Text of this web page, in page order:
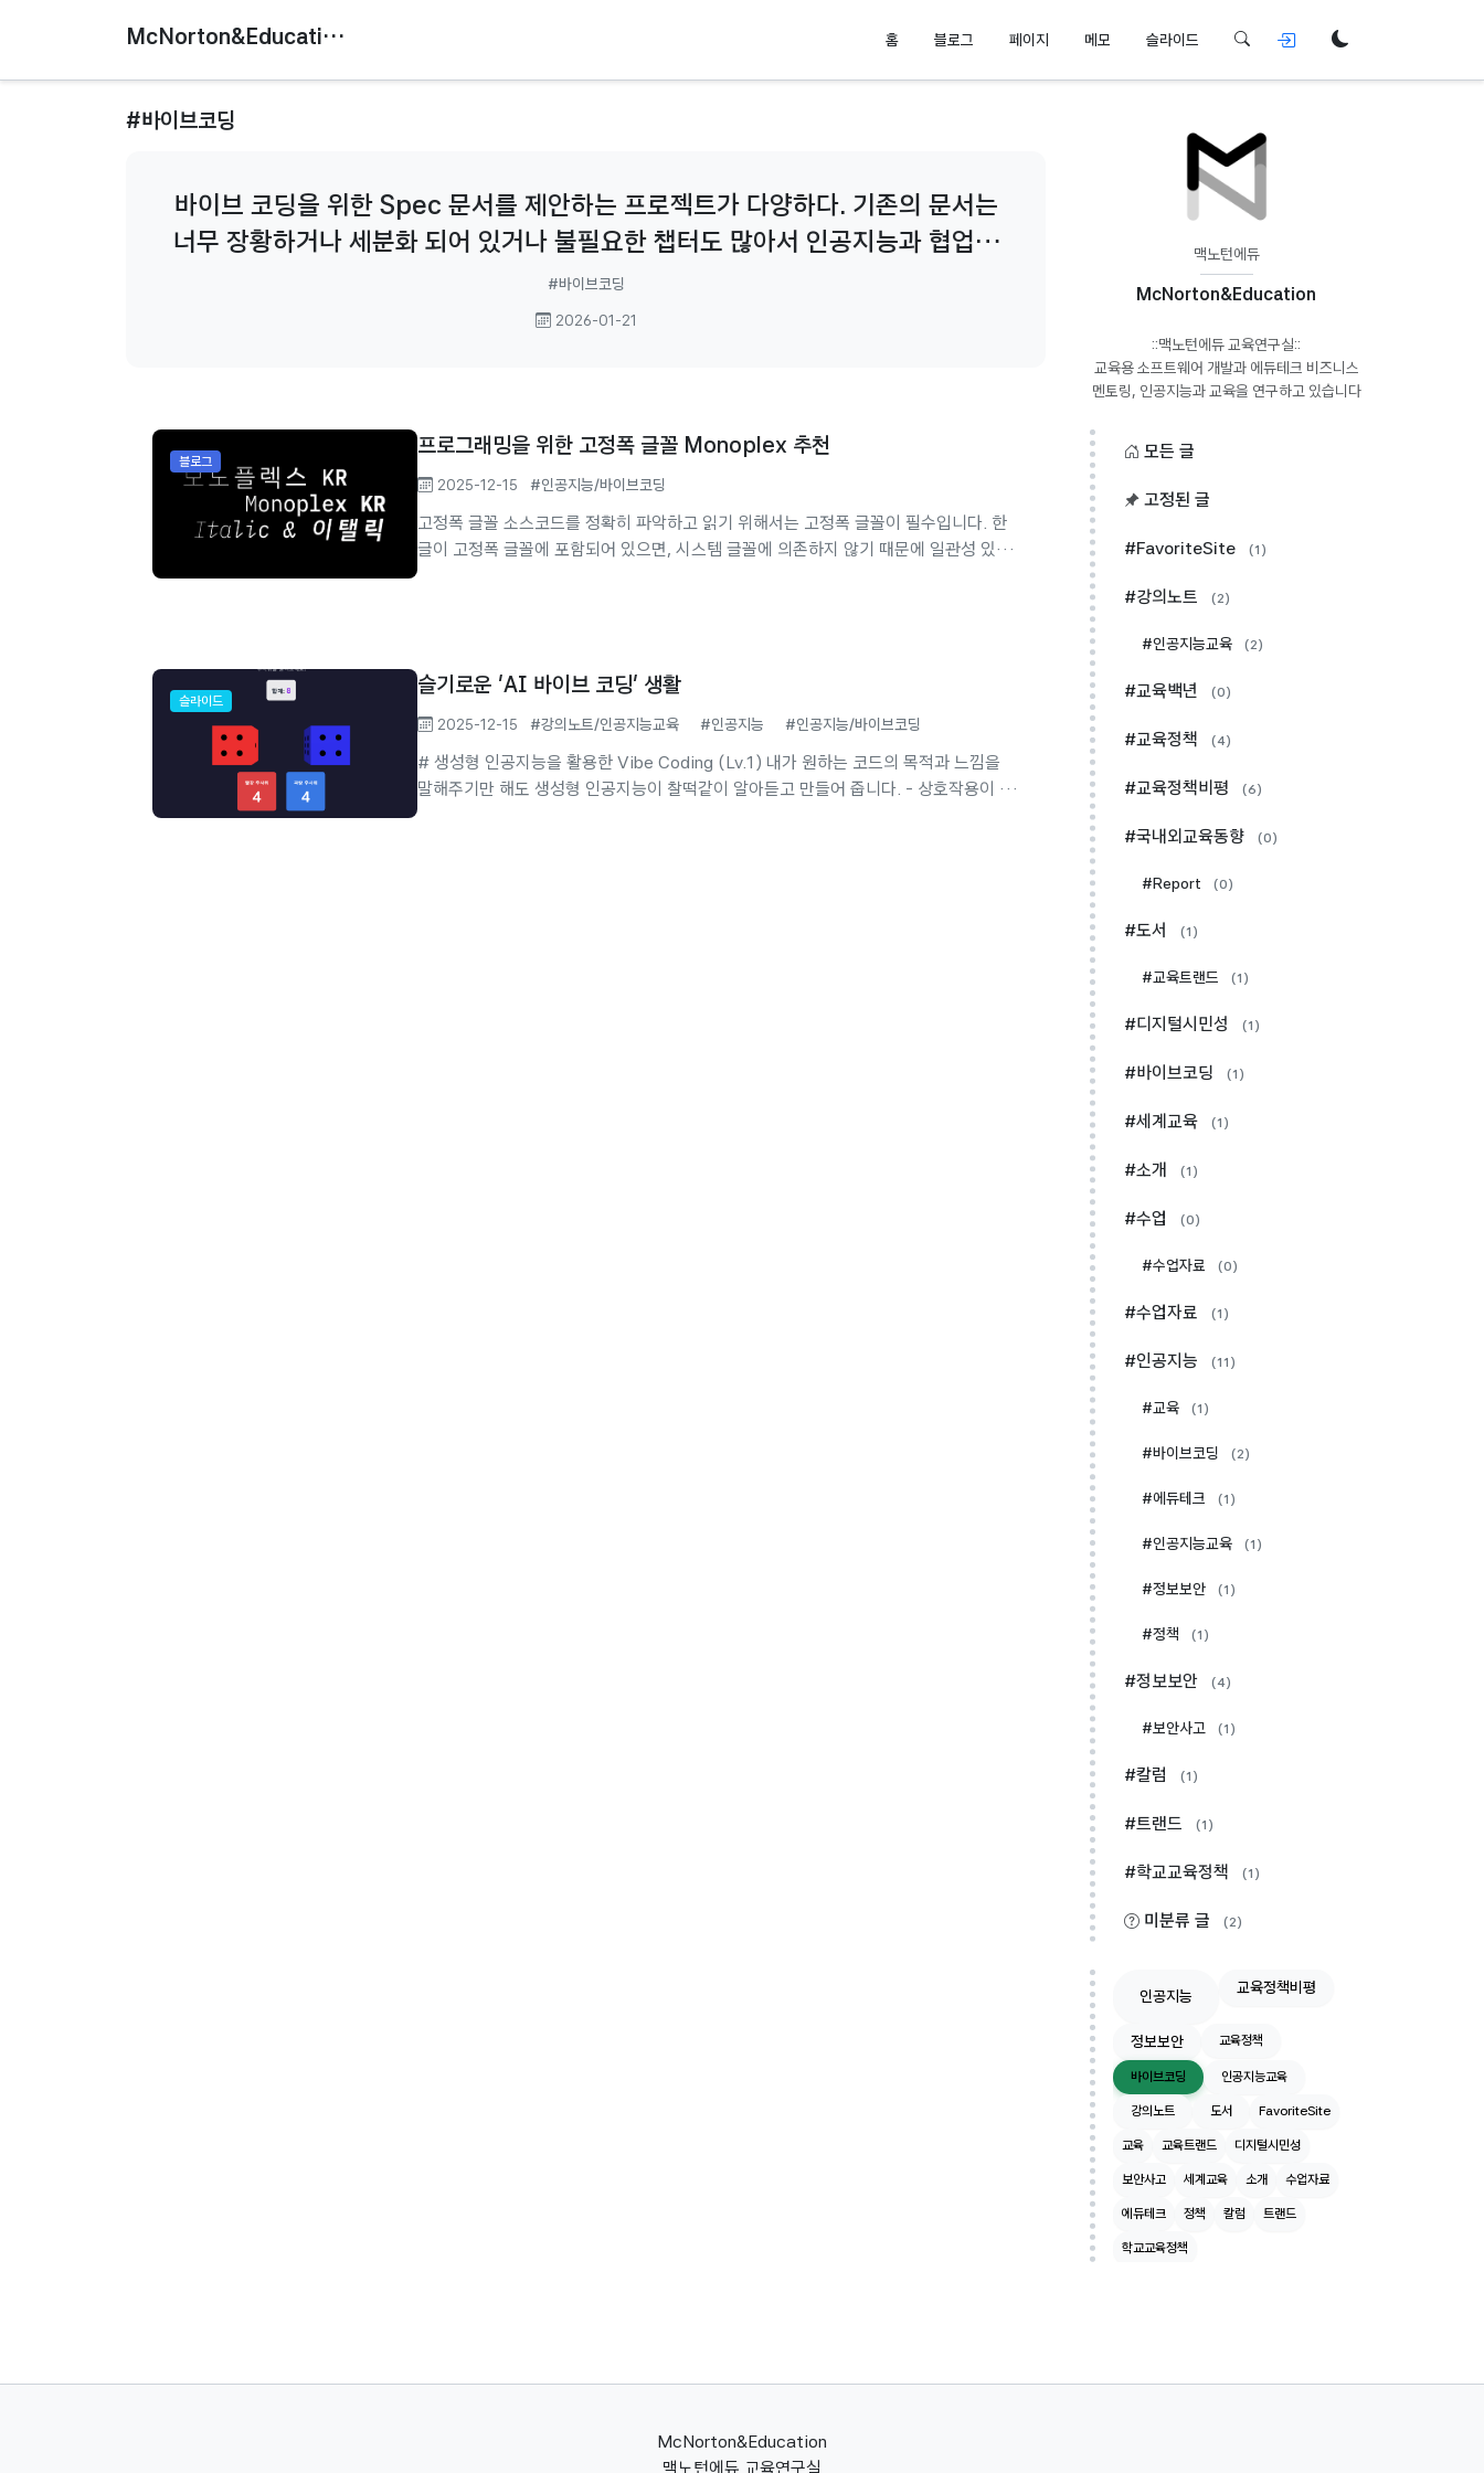
McNorton&Education 홈 블로그 페이지 메모 슬라이드
#바이브코딩
바이브 코딩을 위한 Spec 문서를 제안하는 프로젝트가 다양하다. 기존의 문서는
너무 장황하거나 세분화 되어 있거나 불필요한 챕터도 많아서 인공지능과 협업에
어울리지 않는 내용도 있다. 기존의 문서에서 과감히
#바이브코딩
2026-01-21
블로그
프로그래밍을 위한 고정폭 글꼴 Monoplex 추천
2025-12-15 #인공지능/바이브코딩
고정폭 글꼴 소스코드를 정확히 파악하고 읽기 위해서는 고정폭 글꼴이 필수입니다. 한
글이 고정폭 글꼴에 포함되어 있으면, 시스템 글꼴에 의존하지 않기 때문에 일관성 있게
슬라이드
슬기로운 'AI 바이브 코딩' 생활
2025-12-15 #강의노트/인공지능교육 #인공지능 #인공지능/바이브코딩
# 생성형 인공지능을 활용한 Vibe Coding (Lv.1) 내가 원하는 코드의 목적과 느낌을
말해주기만 해도 생성형 인공지능이 찰떡같이 알아듣고 만들어 줍니다. - 상호작용이 가
맥노턴에듀
McNorton&Education
::맥노턴에듀 교육연구실::
교육용 소프트웨어 개발과 에듀테크 비즈니스
멘토링, 인공지능과 교육을 연구하고 있습니다
모든 글
고정된 글
#FavoriteSite (1)
#강의노트 (2)
#인공지능교육 (2)
#교육백년 (0)
#교육정책 (4)
#교육정책비평 (6)
#국내외교육동향 (0)
#Report (0)
#도서 (1)
#교육트랜드 (1)
#디지털시민성 (1)
#바이브코딩 (1)
#세계교육 (1)
#소개 (1)
#수업 (0)
#수업자료 (0)
#수업자료 (1)
#인공지능 (11)
#교육 (1)
#바이브코딩 (2)
#에듀테크 (1)
#인공지능교육 (1)
#정보보안 (1)
#정책 (1)
#정보보안 (4)
#보안사고 (1)
#칼럼 (1)
#트랜드 (1)
#학교교육정책 (1)
미분류 글 (2)
인공지능 교육정책비평
정보보안 교육정책
바이브코딩 인공지능교육
강의노트 도서 FavoriteSite
교육 교육트랜드 디지털시민성
보안사고 세계교육 소개 수업자료
에듀테크 정책 칼럼 트랜드
학교교육정책
McNorton&Education
맥노턴에듀 교육연구실